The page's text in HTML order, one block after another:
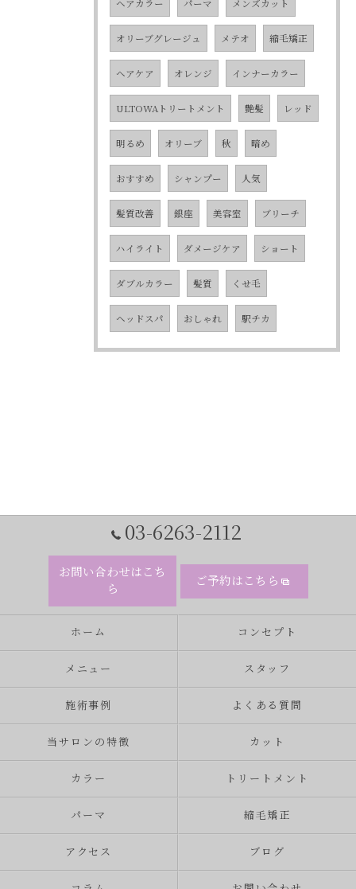
ヘアカラー パーマ メンズカット
オリーブグレージュ メテオ 縮毛矯正
ヘアケア オレンジ インナーカラー
ULTOWAトリートメント 艶髪 レッド
明るめ オリーブ 秋 暗め
おすすめ シャンプー 人気
髪質改善 銀座 美容室 ブリーチ
ハイライト ダメージケア ショート
ダブルカラー 髪質 くせ毛
ヘッドスパ おしゃれ 駅チカ
03-6263-2112
お問い合わせはこち
ら
ご予約はこちら
ホーム コンセプト
メニュー スタッフ
施術事例 よくある質問
当サロンの特徴 カット
カラー トリートメント
パーマ 縮毛矯正
アクセス ブログ